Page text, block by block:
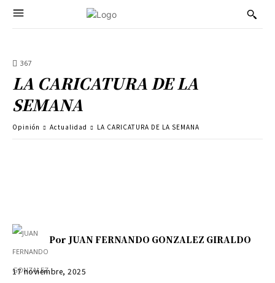
367
LA CARICATURA DE LA
SEMANA
Opinión Actualidad LA CARICATURA DE LA SEMANA
Por JUAN FERNANDO GONZALEZ GIRALDO
17 noviembre, 2025